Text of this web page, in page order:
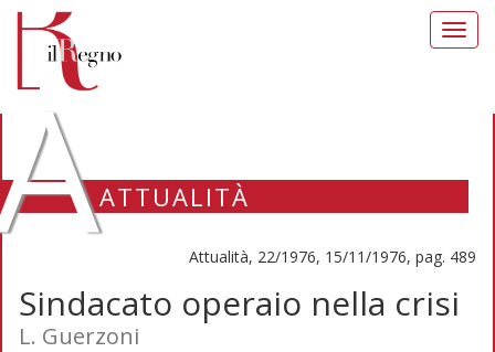
ATTUALITÀ
Attualità, 22/1976, 15/11/1976, pag. 489
Sindacato operaio nella crisi
L. Guerzoni